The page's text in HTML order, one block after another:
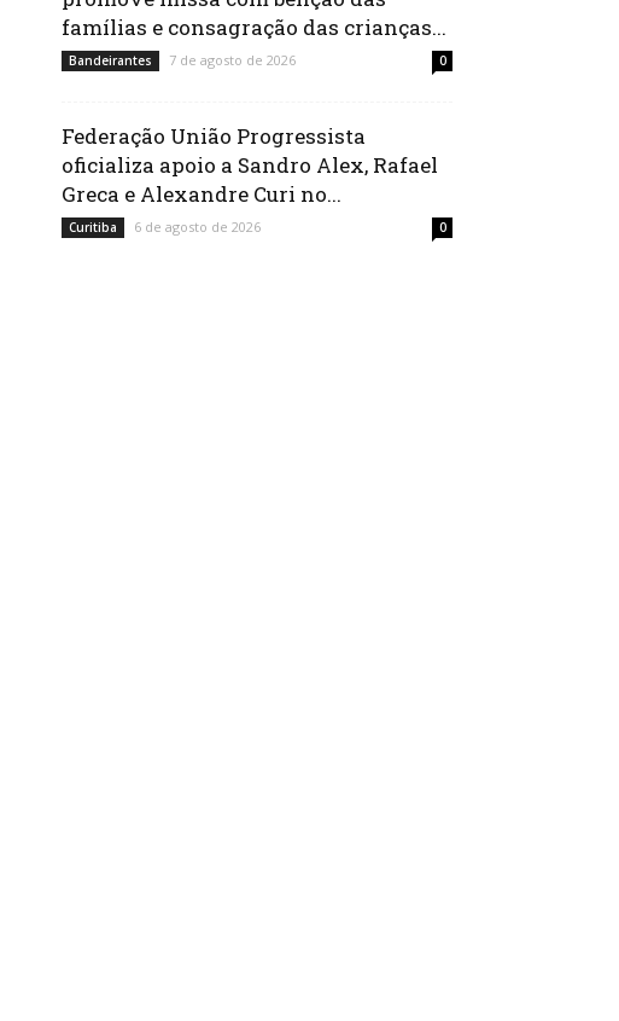
famílias e consagração das crianças...
Bandeirantes 7 de agosto de 2026 0
Federação União Progressista
oficializa apoio a Sandro Alex, Rafael
Greca e Alexandre Curi no...
Curitiba 6 de agosto de 2026 0